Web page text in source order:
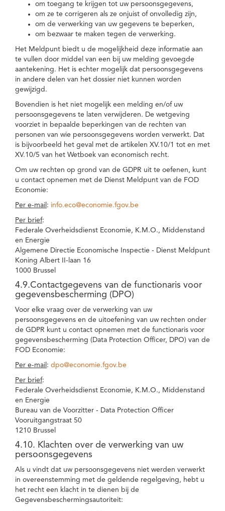
om toegang te krijgen tot uw persoonsgegevens,
om ze te corrigeren als ze onjuist of onvolledig zijn,
om de verwerking van uw gegevens te beperken,
om bezwaar te maken tegen de verwerking.
Het Meldpunt biedt u de mogelijkheid deze informatie aan
te vullen door middel van een bij uw melding gevoegde
aantekening. Het is echter mogelijk dat persoonsgegevens
in andere delen van het dossier niet kunnen worden
gewijzigd.
Bovendien is het niet mogelijk een melding en/of uw
persoonsgegevens te laten verwijderen. De wetgeving
voorziet in bepaalde beperkingen van de rechten van
personen van wie persoonsgegevens worden verwerkt. Dat
is bijvoorbeeld het geval met de artikelen XV.10/1 tot en met
XV.10/5 van het Wetboek van economisch recht.
Om uw rechten op grond van de GDPR uit te oefenen, kunt
u contact opnemen met de Dienst Meldpunt van de FOD
Economie:
Per e-mail : info.eco@economie.fgov.be
Per brief:
Federale Overheidsdienst Economie, K.M.O., Middenstand
en Energie
Algemene Directie Economische Inspectie - Dienst Meldpunt
Koning Albert II-laan 16
1000 Brussel
4.9.Contactgegevens van de functionaris voor
gegevensbescherming (DPO)
Voor elke vraag over de verwerking van uw
persoonsgegevens en de uitoefening van uw rechten onder
de GDPR kunt u contact opnemen met de functionaris voor
gegevensbescherming (Data Protection Officer, DPO) van de
FOD Economie:
Per e-mail : dpo@economie.fgov.be
Per brief:
Federale Overheidsdienst Economie, K.M.O., Middenstand
en Energie
Bureau van de Voorzitter - Data Protection Officer
Vooruitgangstraat 50
1210 Brussel
4.10. Klachten over de verwerking van uw
persoonsgegevens
Als u vindt dat uw persoonsgegevens niet werden verwerkt
in overeenstemming met de geldende regelgeving, hebt u
het recht een klacht in te dienen bij de
Gegevensbeschermingsautoriteit: